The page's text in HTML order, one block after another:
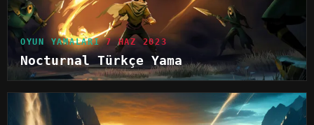
OYUN YAMALARI 7 HAZ 2023
Nocturnal Türkçe Yama